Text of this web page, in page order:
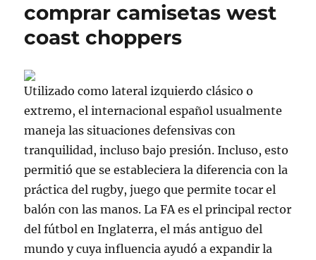
comprar camisetas west
coast choppers
Utilizado como lateral izquierdo clásico o
extremo, el internacional español usualmente
maneja las situaciones defensivas con
tranquilidad, incluso bajo presión. Incluso, esto
permitió que se estableciera la diferencia con la
práctica del rugby, juego que permite tocar el
balón con las manos. La FA es el principal rector
del fútbol en Inglaterra, el más antiguo del
mundo y cuya influencia ayudó a expandir la